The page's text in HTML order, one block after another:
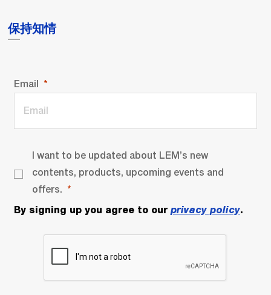
保持知情
Email
I want to be updated about LEM’s new
contents, products, upcoming events and
offers.
By signing up you agree to our privacy policy.